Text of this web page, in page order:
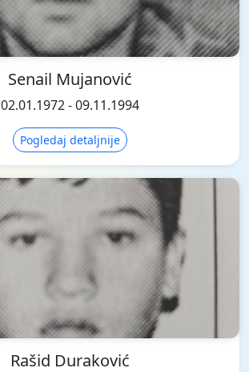
Senail Mujanović
02.01.1972 - 09.11.1994
Pogledaj detaljnije
Rašid Duraković